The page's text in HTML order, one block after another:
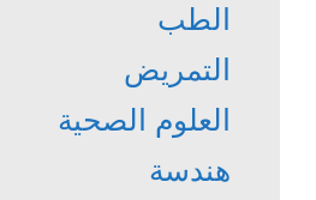
الطب
التمريض
العلوم الصحية
هندسة